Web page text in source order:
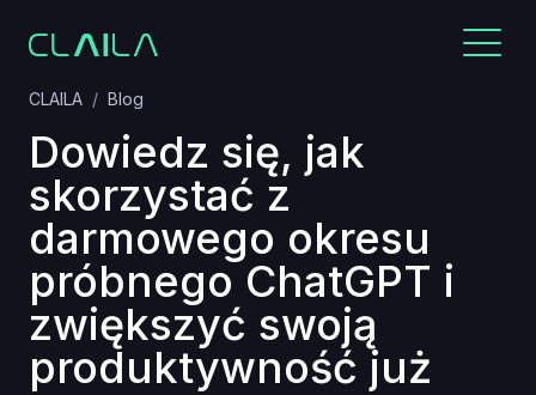
CLAILA Blog
Dowiedz się, jak
skorzystać z
darmowego okresu
próbnego ChatGPT i
zwiększyć swoją
produktywność już